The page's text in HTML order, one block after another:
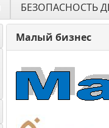
БЕЗОПАСНОСТЬ
Малый бизнес